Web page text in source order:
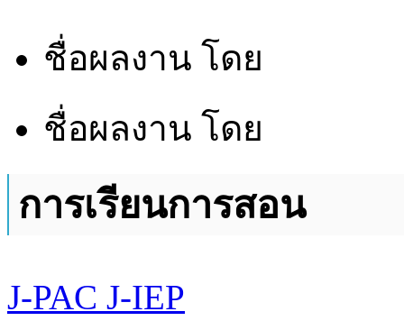
ชื่อผลงาน โดย
ชื่อผลงาน โดย
การเรียนการสอน
J-PAC J-IEP